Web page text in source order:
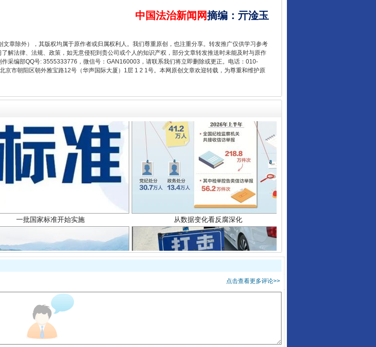
中国法治新闻网摘编 ： 亓淦玉
文章除外），其版权均属于原作者或归属权利人。我们尊重原创，也注重分享。转发推广仅供学习参考
解法律、法规、政策，如无意侵犯到贵公司或个人的知识产权，部分文章转发推送时未能及时与原作
采编部QQ号: 3555333776，微信号：GAN160003，请联系我们将立即删除或更正。电话：010-
市朝阳区朝外雅宝路12号（华声国际大厦）1层 1 2 1号。本网原创文章欢迎转载，为尊重和维护原
一批国家标准开始实施 从数据变化看反腐深化
以产业富民促振兴
点击查看更多评论>>